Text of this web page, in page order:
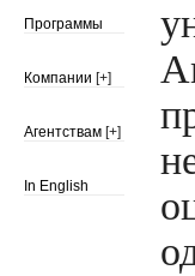
Программы
Компании [+]
Агентствам [+]
In English